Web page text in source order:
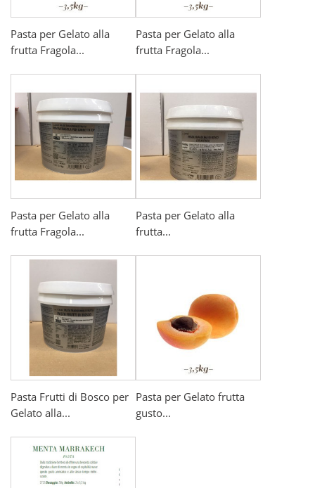
Pasta per Gelato alla
frutta Fragola...
Pasta per Gelato alla
frutta Fragola...
Pasta per Gelato alla
frutta Fragola...
Pasta per Gelato alla
frutta...
Pasta Frutti di Bosco per
Gelato alla...
Pasta per Gelato frutta
gusto...